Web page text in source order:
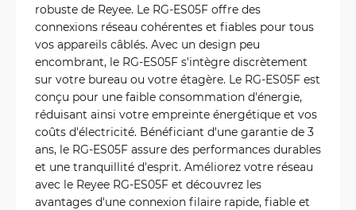
robuste de Reyee. Le RG-ES05F offre des
connexions réseau cohérentes et fiables pour tous
vos appareils câblés. Avec un design peu
encombrant, le RG-ES05F s'intègre discrètement
sur votre bureau ou votre étagère. Le RG-ES05F est
conçu pour une faible consommation d'énergie,
réduisant ainsi votre empreinte énergétique et vos
coûts d'électricité. Bénéficiant d'une garantie de 3
ans, le RG-ES05F assure des performances durables
et une tranquillité d'esprit. Améliorez votre réseau
avec le Reyee RG-ES05F et découvrez les
avantages d'une connexion filaire rapide, fiable et